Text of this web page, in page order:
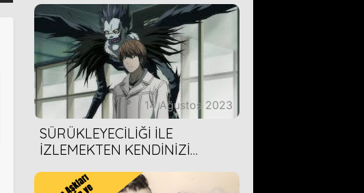
14 Ağustos 2023
SÜRÜKLEYECİLİĞİ İLE
İZLEMEKTEN KENDİNİZİ
ÖNERİMİZ